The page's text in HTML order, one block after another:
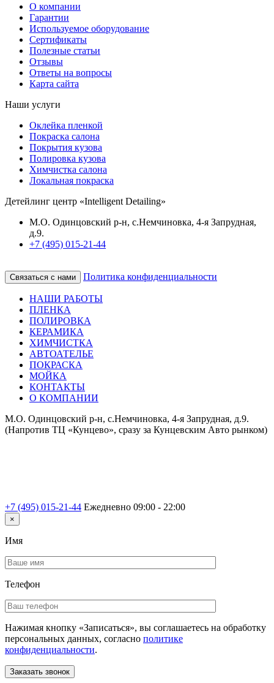
О компании
Гарантии
Используемое оборудование
Сертификаты
Полезные статьи
Отзывы
Ответы на вопросы
Карта сайта
Наши услуги
Оклейка пленкой
Покраска салона
Покрытия кузова
Полировка кузова
Химчистка салона
Локальная покраска
Детейлинг центр «Intelligent Detailing»
М.О. Одинцовский р-н, с.Немчиновка, 4-я Запрудная,
д.9.
+7 (495) 015-21-44
Связаться с нами Политика конфиденциальности
НАШИ РАБОТЫ
ПЛЕНКА
ПОЛИРОВКА
КЕРАМИКА
ХИМЧИСТКА
АВТОАТЕЛЬЕ
ПОКРАСКА
МОЙКА
КОНТАКТЫ
О КОМПАНИИ
М.О. Одинцовский р-н, с.Немчиновка, 4-я Запрудная, д.9.
(Напротив ТЦ «Кунцево», сразу за Кунцевским Авто рынком)
+7 (495) 015-21-44 Ежедневно 09:00 - 22:00
×
Имя
Телефон
Нажимая кнопку «Записаться», вы соглашаетесь на обработку
персональных данных, согласно политике
конфиденциальности.